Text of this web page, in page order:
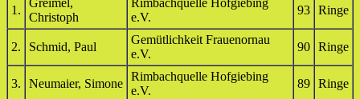
1.
Greimel,
Christoph
Rimbachquelle Hofgiebing
e.V.
93 Ringe
2. Schmid, Paul
Gemütlichkeit Frauenornau
e.V.
90 Ringe
3. Neumaier, Simone
Rimbachquelle Hofgiebing
e.V.
89 Ringe